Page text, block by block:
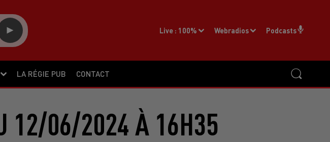
LA RÉGIE PUB CONTACT
Live : 100% Webradios Podcasts
12/06/2024 À 16H35